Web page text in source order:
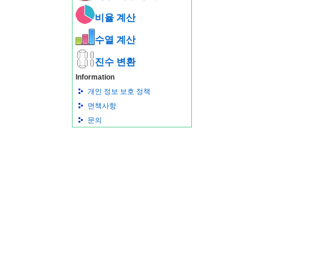
비율 계산
수열 계산
진수 변환
Information
개인 정보 보호 정책
면책사항
문의